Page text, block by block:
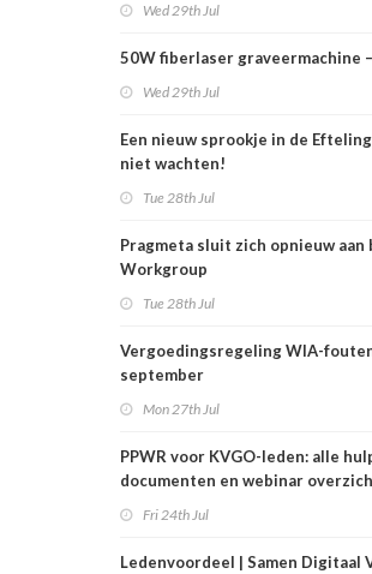
Wed 29th Jul
50W fiberlaser graveermachine
Wed 29th Jul
Een nieuw sprookje in de
niet wachten!
Tue 28th Jul
Pragmeta sluit zich opnieuw aan
Workgroup
Tue 28th Jul
Vergoedingsregeling WIA-
september
Mon 27th Jul
PPWR voor KVGO-leden: alle
documenten en webinar
Fri 24th Jul
Ledenvoordeel | Samen Digitaal